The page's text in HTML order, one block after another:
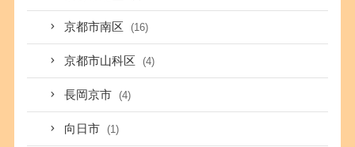
京都市南区 (16)
京都市山科区 (4)
長岡京市 (4)
向日市 (1)